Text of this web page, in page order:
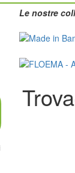
Le nostre